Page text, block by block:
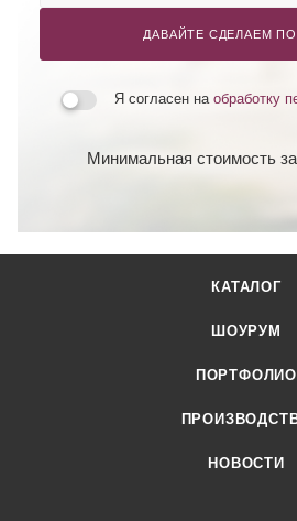
ДАВАЙТЕ СДЕЛАЕМ
Я согласен на обработку
Минимальная стоимость
КАТАЛОГ
ШОУРУМ
ПОРТФОЛИО
НОВОСТИ